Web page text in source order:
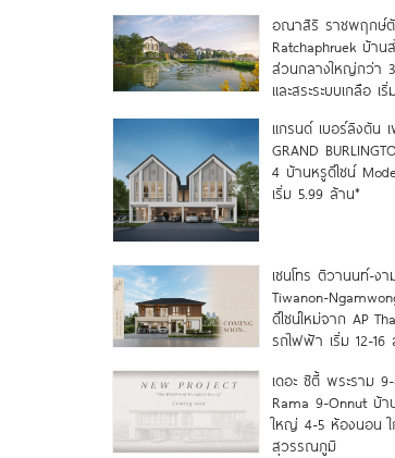
อณาสิริ ราชพฤกษ์ตั
Ratchaphruek บ้านส
ส่วนกลางใหญ่กว่า
และสระระบบเกลือ เ
แกรนด์ เบอร์ลิงตัน
GRAND
4 บ้านหรูดีไซน์
เริ่ม 5.99 ล้าน*
เซนโทร ติวานนท์-ง
Tiwanon-
ดีไซน์ใหม่จาก AP
รถไฟฟ้า เริ่ม 12-16
เดอะ ซิตี้ พระราม
Rama 9-Onnut บ้
ใหญ่ 4-5 ห้องนอน ใ
สุวรรณภูมิ